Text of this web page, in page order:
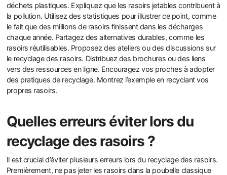
déchets plastiques. Expliquez que les rasoirs jetables contribuent à
la pollution. Utilisez des statistiques pour illustrer ce point, comme
le fait que des millions de rasoirs finissent dans les décharges
chaque année. Partagez des alternatives durables, comme les
rasoirs réutilisables. Proposez des ateliers ou des discussions sur
le recyclage des rasoirs. Distribuez des brochures ou des liens
vers des ressources en ligne. Encouragez vos proches à adopter
des pratiques de recyclage. Montrez l’exemple en recyclant vos
propres rasoirs.
Quelles erreurs éviter lors du
recyclage des rasoirs ?
Il est crucial d’éviter plusieurs erreurs lors du recyclage des rasoirs.
Premièrement, ne pas jeter les rasoirs dans la poubelle classique